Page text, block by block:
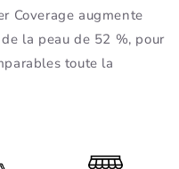
Coverage augmente
la peau de 52 %, pour
toute la